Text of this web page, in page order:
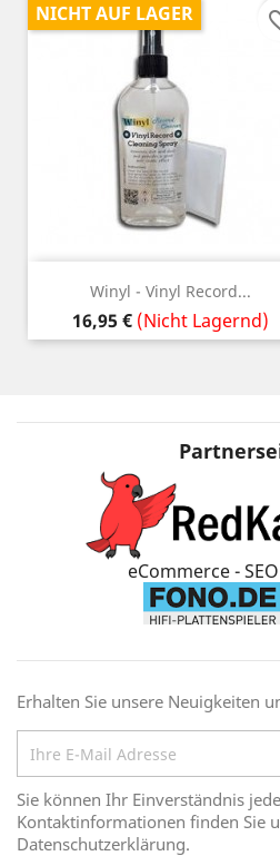
Winyl - Vinyl Record...
Preis
16,95 € (Nicht Lagernd)
NICHT AUF LAGER
eCommerce -
Erhalten Sie unsere Neuigkeiten
Sie können Ihr Einverständnis
Kontaktinformationen finden Sie
Datenschutzerklärung.